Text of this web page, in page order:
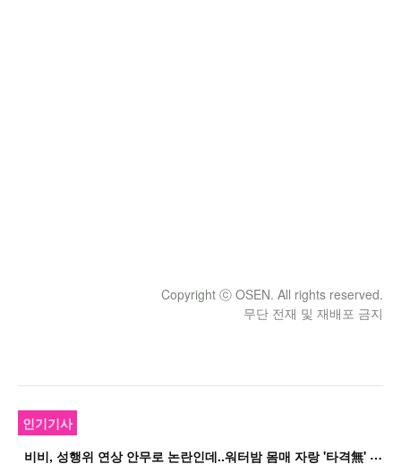
Copyright ⓒ OSEN. All rights reserved.
무단 전재 및 재배포 금지
인기기사
비
비, 성행위 연상 안무로 논란인데..워터밤 몸매 자랑 '타격無' 근황